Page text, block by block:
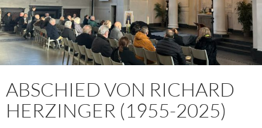
ABSCHIED VON RICHARD
HERZINGER (1955-2025)